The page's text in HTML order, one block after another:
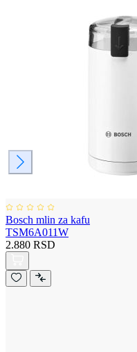
Bosch mlin za kafu
TSM6A011W
2.880 RSD